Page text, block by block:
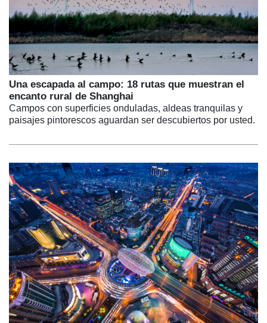
Una escapada al campo: 18 rutas que muestran el
encanto rural de Shanghai
Campos con superficies onduladas, aldeas tranquilas y
paisajes pintorescos aguardan ser descubiertos por usted.